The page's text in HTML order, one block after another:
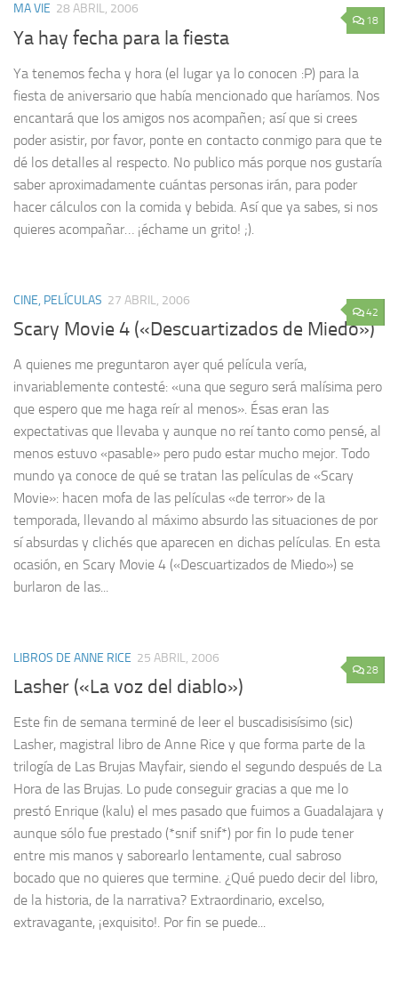
18
MA VIE 28 ABRIL, 2006
Ya hay fecha para la fiesta
Ya tenemos fecha y hora (el lugar ya lo conocen :P) para la
fiesta de aniversario que había mencionado que haríamos. Nos
encantará que los amigos nos acompañen; así que si crees
poder asistir, por favor, ponte en contacto conmigo para que te
dé los detalles al respecto. No publico más porque nos gustaría
saber aproximadamente cuántas personas irán, para poder
hacer cálculos con la comida y bebida. Así que ya sabes, si nos
quieres acompañar… ¡échame un grito! ;).
42
CINE, PELÍCULAS 27 ABRIL, 2006
Scary Movie 4 («Descuartizados de Miedo»)
A quienes me preguntaron ayer qué película vería,
invariablemente contesté: «una que seguro será malísima pero
que espero que me haga reír al menos». Ésas eran las
expectativas que llevaba y aunque no reí tanto como pensé, al
menos estuvo «pasable» pero pudo estar mucho mejor. Todo
mundo ya conoce de qué se tratan las películas de «Scary
Movie»: hacen mofa de las películas «de terror» de la
temporada, llevando al máximo absurdo las situaciones de por
sí absurdas y clichés que aparecen en dichas películas. En esta
ocasión, en Scary Movie 4 («Descuartizados de Miedo») se
burlaron de las...
28
LIBROS DE ANNE RICE 25 ABRIL, 2006
Lasher («La voz del diablo»)
Este fin de semana terminé de leer el buscadisisísimo (sic)
Lasher, magistral libro de Anne Rice y que forma parte de la
trilogía de Las Brujas Mayfair, siendo el segundo después de La
Hora de las Brujas. Lo pude conseguir gracias a que me lo
prestó Enrique (kalu) el mes pasado que fuimos a Guadalajara y
aunque sólo fue prestado (*snif snif*) por fin lo pude tener
entre mis manos y saborearlo lentamente, cual sabroso
bocado que no quieres que termine. ¿Qué puedo decir del libro,
de la historia, de la narrativa? Extraordinario, excelso,
extravagante, ¡exquisito!. Por fin se puede...